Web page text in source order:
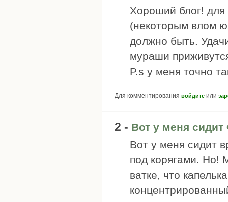
Хороший блог! для
(некоторым влом
должно быть.
мураши
P.s у меня точно
Для комментирования войдите или
2 - Вот у меня
Вот у меня сидит
под корягами. Но!
ватке, что